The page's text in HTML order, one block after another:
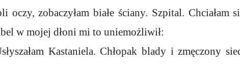
oczy, zobaczyłam białe ściany. Szpital. Chciałam
w mojej dłoni mi to uniemożliwił:
Kastaniela. Chłopak blady i zmęczony